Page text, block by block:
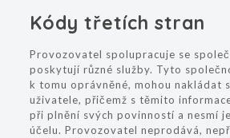
Kódy třetích stran
Provozovatel spolupracuje se
poskytují různé služby. Tyto
k tomu oprávněné, mohou nakládat
uživatele, přičemž s těmito
při plnění svých povinností a nesmí
účelu. Provozovatel neprodává,